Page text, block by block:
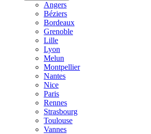
Angers
Béziers
Bordeaux
Grenoble
Lille
Lyon
Melun
Montpellier
Nantes
Nice
Paris
Rennes
Strasbourg
Toulouse
Vannes